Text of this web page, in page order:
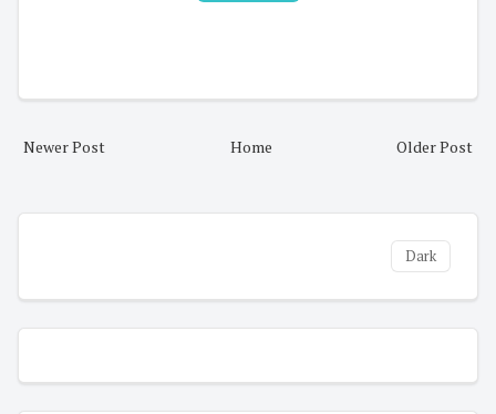
Newer Post Older Post
Home
Dark